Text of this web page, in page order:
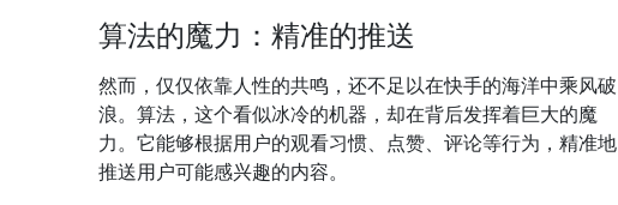
算法的魔力：精准的推送
然而，仅仅依靠人性的共鸣，还不足以在快手的海洋中乘风破
浪。算法，这个看似冰冷的机器，却在背后发挥着巨大的魔
力。它能够根据用户的观看习惯、点赞、评论等行为，精准地
推送用户可能感兴趣的内容。